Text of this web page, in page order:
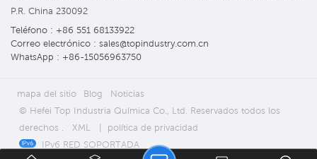
P.R. China 230092
Teléfono : +86 551 68133922
Correo electrónico : sales@topindustry.com.cn
WhatsApp : +86-15056963750
mapa del sitio Blog
Noticias
© Hefei Top Industria Química Co., Ltd. Reservados todos los
derechos .
XML |
política de privacidad
IPv6 RED SOPORTADA